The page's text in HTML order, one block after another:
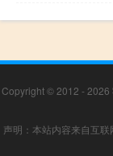
Copyright © 2012 - 2026
声明：本站内容来自互